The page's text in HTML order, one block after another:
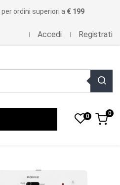
per ordini superiori a € 199
Accedi Registrati
0 0